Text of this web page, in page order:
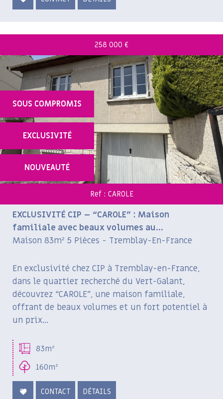
SOUS COMPROMIS
EXCLUSIVITÉ
NOUVEAUTÉ
258 000 €
Ref : CAROLE
EXCLUSIVITÉ CIP – “CAROLE” : Maison
familiale avec beaux volumes au...
Maison 83m² 5 Pièces - Tremblay-En-France
En exclusivité chez CIP à Tremblay-en-France,
dans le quartier recherché du Vert-Galant,
découvrez “CAROLE”, une maison familiale,
offrant de beaux volumes et un fort potentiel à
un prix...
83m²
160m²
CONTACT DÉTAILS